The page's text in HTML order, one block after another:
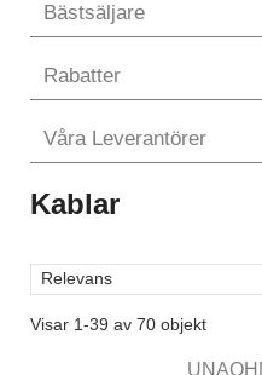
Bästsäljare
Rabatter
Våra Leverantörer
Kablar
Relevans
Visar 1-39 av 70 objekt